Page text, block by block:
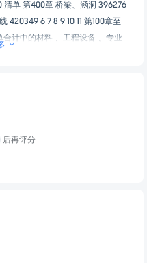
单 第400章 桥梁、涵洞 396276
420349 6 7 8 9 10 11 第100章至
计中的材料 、工程设备 、专业
量清单工程量清单工程量清单 合
后再评分